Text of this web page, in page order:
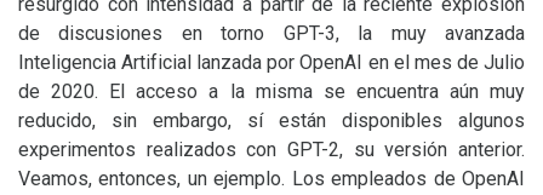
de discusiones en torno GPT-3, la muy avanzada
Inteligencia Artificial lanzada por OpenAI en el mes de Julio
de 2020. El acceso a la misma se encuentra aún muy
reducido, sin embargo, sí están disponibles algunos
experimentos realizados con GPT-2, su versión anterior.
Veamos, entonces, un ejemplo. Los empleados de OpenAI